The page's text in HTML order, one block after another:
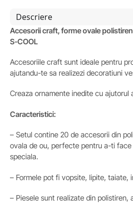
Descriere
Accesorii craft, forme ovale
S-COOL
Accesoriile craft sunt ideale pentru
ajutandu-te sa realizezi decoratiuni
Creaza ornamente inedite cu ajutorul
Caracteristici:
– Setul contine 20 de accesorii din
ovala de ou, perfecte pentru a-ti
speciala.
– Formele pot fi vopsite, lipite, taiate,
– Piesele sunt realizate din polistiren,